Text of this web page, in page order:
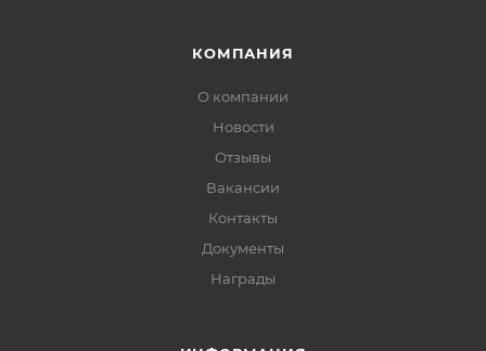
КОМПАНИЯ
О компании
Новости
Отзывы
Вакансии
Контакты
Документы
Награды